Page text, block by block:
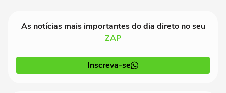
As notícias mais importantes do dia direto no seu
ZAP
Inscreva-se